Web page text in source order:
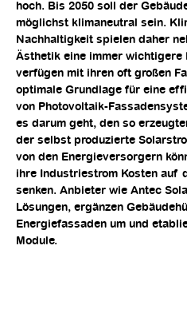
hoch. Bis 2050 soll der
möglichst klimaneutral sein.
Nachhaltigkeit spielen daher
Ästhetik eine immer wichtigere
verfügen mit ihren oft großen
optimale Grundlage für eine
von Photovoltaik-
es darum geht, den so
der selbst produzierte
von den Energieversorgern
ihre Industriestrom Kosten auf
senken. Anbieter wie Antec
Lösungen, ergänzen
Energiefassaden um und
Module.